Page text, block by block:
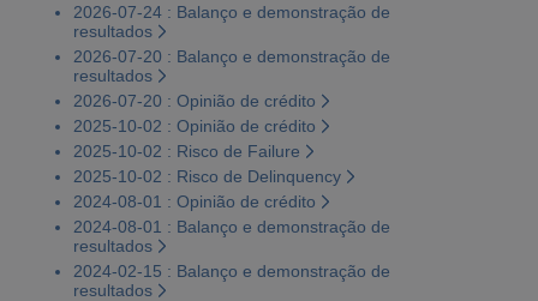
2026-07-24 : Balanço e demonstração de
resultados
2026-07-20 : Balanço e demonstração de
resultados
2026-07-20 : Opinião de crédito
2025-10-02 : Opinião de crédito
2025-10-02 : Risco de Failure
2025-10-02 : Risco de Delinquency
2024-08-01 : Opinião de crédito
2024-08-01 : Balanço e demonstração de
resultados
2024-02-15 : Balanço e demonstração de
resultados